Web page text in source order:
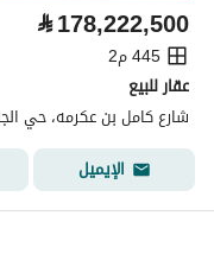
⃁178,222,500
445 م2
عقار للبيع
شارع كامل بن عكرمه، حي
الإيميل